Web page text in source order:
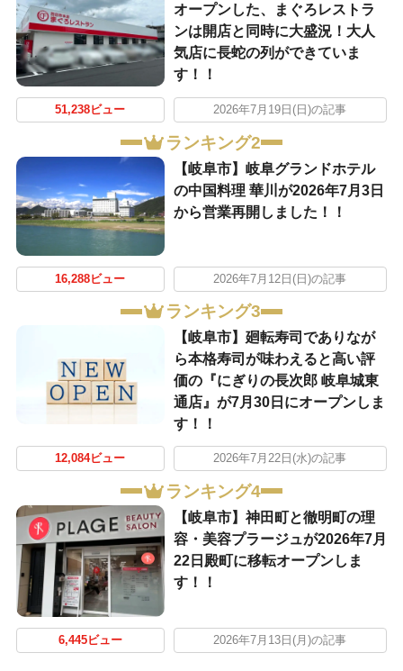
オープンした、まぐろレストラ
ンは開店と同時に大盛況！大人
気店に長蛇の列ができていま
す！！
51,238ビュー 2026年7月19日(日)の記事
ランキング2
【岐阜市】岐阜グランドホテル
の中国料理 華川が2026年7月3日
から営業再開しました！！
16,288ビュー 2026年7月12日(日)の記事
ランキング3
【岐阜市】廻転寿司でありなが
ら本格寿司が味わえると高い評
価の『にぎりの長次郎 岐阜城東
通店』が7月30日にオープンしま
す！！
12,084ビュー 2026年7月22日(水)の記事
ランキング4
【岐阜市】神田町と徹明町の理
容・美容プラージュが2026年7月
22日殿町に移転オープンしま
す！！
6,445ビュー 2026年7月13日(月)の記事